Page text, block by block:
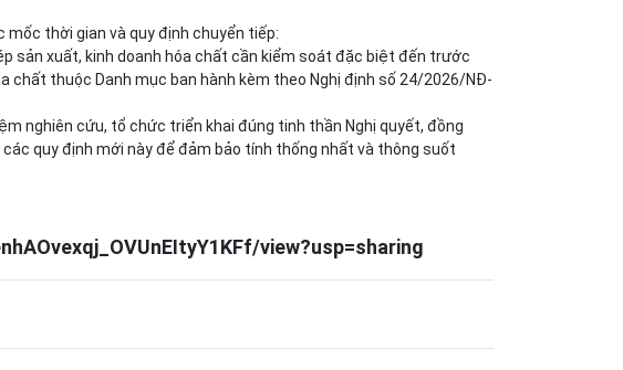
mốc thời gian và quy định chuyển tiếp:
sản xuất, kinh doanh hóa chất cần kiểm soát đặc biệt đến trước
chất thuộc Danh mục ban hành kèm theo Nghị định số 24/2026/NĐ-
nghiên cứu, tổ chức triển khai đúng tinh thần Nghị quyết, đồng
quy định mới này để đảm bảo tính thống nhất và thông suốt
view?usp=sharing